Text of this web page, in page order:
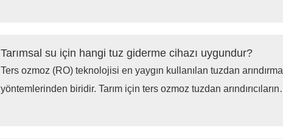
Tarımsal su için hangi tuz giderme cihazı uygundur?
Ters ozmoz (RO) teknolojisi en yaygın kullanılan tuzdan arındırma
yöntemlerinden biridir. Tarım için ters ozmoz tuzdan arındırıcıların